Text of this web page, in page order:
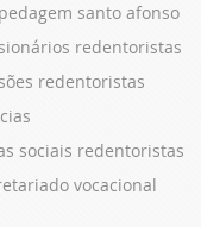
santo afonso
redentoristas
redentoristas
sociais redentoristas
vocacional